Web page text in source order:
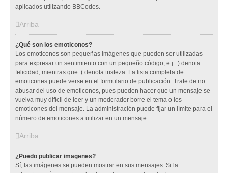
aplicados utilizando BBCodes.
Arriba
¿Qué son los emoticonos?
Los emoticonos son pequeñas imágenes que pueden ser utilizadas
para expresar un sentimiento con un pequeño código, e.j. :) denota
felicidad, mientras que :( denota tristeza. La lista completa de
emoticones puede verse en el formulario de publicación. Trate de no
abusar del uso de emoticonos, pues pueden hacer que un mensaje se
vuelva muy difícil de leer y un moderador borre el tema o los
emoticones del mensaje. La administración puede fijar un límite para el
número de emoticones a utilizar en un mensaje.
Arriba
¿Puedo publicar imagenes?
Sí, las imágenes se pueden mostrar en sus mensajes. Si la